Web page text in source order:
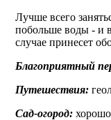
Лучше всего
побольше воды - и
случае принесет
Благоприятный
Путешествия:
Сад-огород:хорошо